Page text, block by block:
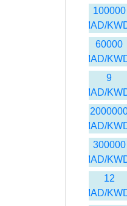
100000
MAD/
60000
MAD/
9
MAD/
MAD/
300000
MAD/
12
MAD/